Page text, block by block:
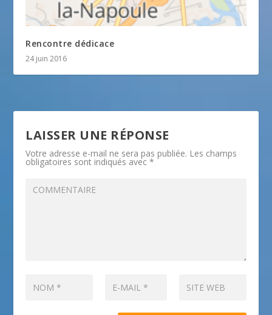
Rencontre dédicace
24 juin 2016
LAISSER UNE RÉPONSE
Votre adresse e-mail ne sera pas publiée. Les champs
obligatoires sont indiqués avec*